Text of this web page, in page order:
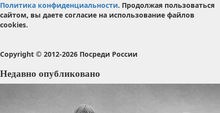
Политика конфиденциальности. Продолжая пользоваться
сайтом, вы даете согласие на использование файлов
cookies.
Copyright © 2012-2026 Посреди России
Недавно опубликовано